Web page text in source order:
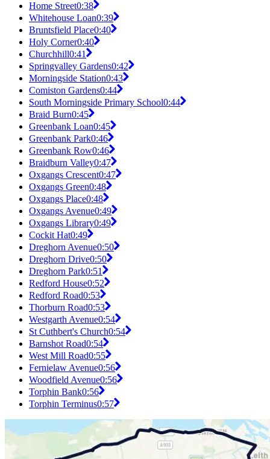
Home Street0:38
Whitehouse Loan0:39
Bruntsfield Place0:40
Holy Corner0:40
Churchhill0:41
Springvalley Gardens0:42
Morningside Station0:43
Comiston Gardens0:44
South Morningside Primary School0:44
Braid Burn0:45
Greenbank Loan0:45
Greenbank Park0:46
Greenbank Row0:46
Braidburn Valley0:47
Oxgangs Crescent0:47
Oxgangs Green0:48
Oxgangs Place0:48
Oxgangs Avenue0:49
Oxgangs Library0:49
Cockit Hat0:49
Dreghorn Avenue0:50
Dreghorn Drive0:50
Dreghorn Park0:51
Redford House0:52
Redford Road0:53
Thorburn Road0:53
Westgarth Avenue0:54
St Cuthbert's Church0:54
Barnshot Road0:54
West Mill Road0:55
Fernielaw Avenue0:56
Woodfield Avenue0:56
Torphin Bank0:56
Torphin Terminus0:57